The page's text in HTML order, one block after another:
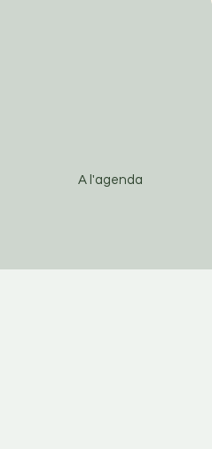
A l'agenda